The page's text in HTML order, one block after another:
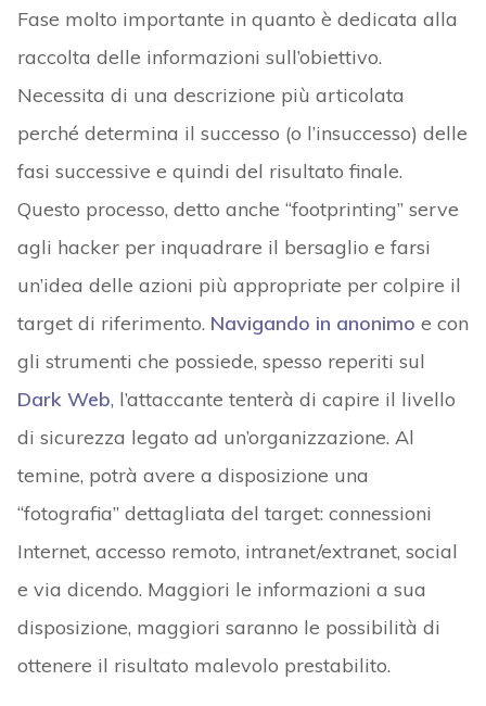
Fase molto importante in quanto è dedicata alla
raccolta delle informazioni sull’obiettivo.
Necessita di una descrizione più articolata
perché determina il successo (o l’insuccesso) delle
fasi successive e quindi del risultato finale.
Questo processo, detto anche “footprinting” serve
agli hacker per inquadrare il bersaglio e farsi
un’idea delle azioni più appropriate per colpire il
target di riferimento. Navigando in anonimo e con
gli strumenti che possiede, spesso reperiti sul
Dark Web, l’attaccante tenterà di capire il livello
di sicurezza legato ad un’organizzazione. Al
temine, potrà avere a disposizione una
“fotografia” dettagliata del target: connessioni
Internet, accesso remoto, intranet/extranet, social
e via dicendo. Maggiori le informazioni a sua
disposizione, maggiori saranno le possibilità di
ottenere il risultato malevolo prestabilito.